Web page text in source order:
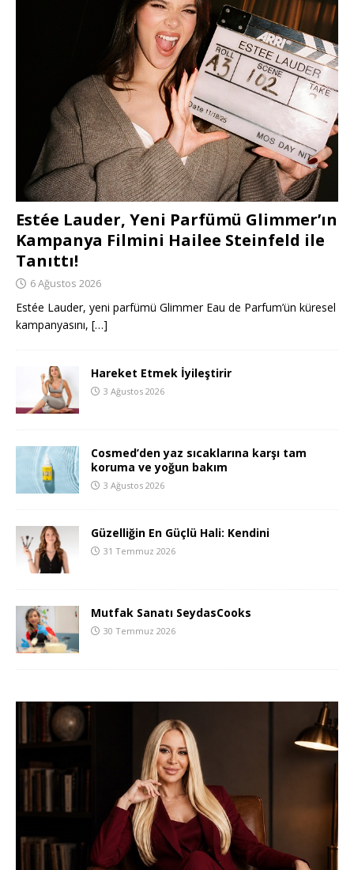
Estée Lauder, Yeni Parfümü Glimmer’ın
Kampanya Filmini Hailee Steinfeld ile
Tanıttı!
6 Ağustos 2026
Estée Lauder, yeni parfümü Glimmer Eau de Parfum’ün küresel
kampanyasını, […]
Hareket Etmek İyileştirir
3 Ağustos 2026
Cosmed’den yaz sıcaklarına karşı tam
koruma ve yoğun bakım
3 Ağustos 2026
Güzelliğin En Güçlü Hali: Kendini
31 Temmuz 2026
Mutfak Sanatı SeydasCooks
30 Temmuz 2026